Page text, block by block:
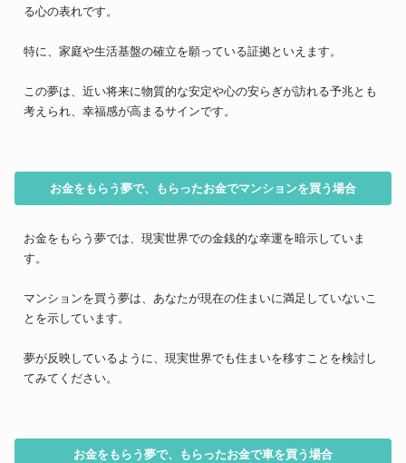
る心の表れです。
特に、家庭や生活基盤の確立を願っている証拠といえます。
この夢は、近い将来に物質的な安定や心の安らぎが訪れる予兆とも
考えられ、幸福感が高まるサインです。
お金をもらう夢で、もらったお金でマンションを買う場合
お金をもらう夢では、現実世界での金銭的な幸運を暗示していま
す。
マンションを買う夢は、あなたが現在の住まいに満足していないこ
とを示しています。
夢が反映しているように、現実世界でも住まいを移すことを検討し
てみてください。
お金をもらう夢で、もらったお金で車を買う場合